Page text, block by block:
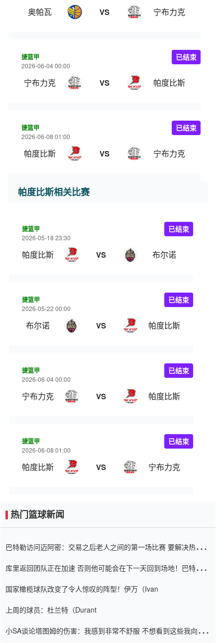
奥帕瓦 VS 宁布力克
捷篮甲
2026-06-04 00:00
宁布力克 VS 帕度比斯
已结束
捷篮甲
2026-06-08 01:00
帕度比斯 VS 宁布力克
已结束
帕度比斯相关比赛
捷篮甲
2026-05-18 23:30
帕度比斯 VS 布尔诺
已结束
捷篮甲
2026-05-22 00:00
布尔诺 VS 帕度比斯
已结束
捷篮甲
2026-06-04 00:00
宁布力克 VS 帕度比斯
已结束
捷篮甲
2026-06-08 01:00
帕度比斯 VS 宁布力克
已结束
热门篮球新闻
巴特勒访问迈阿密：交易之后老人之间的第一场比赛 要解决热情的
库里返回团队正在加速 否则他可能会在下一天回到场地！巴特勒迈
国家橄榄球队改变了令人惊叹的阵型！伊万（Ivan
上周的球员：杜兰特（Durant
小SA谈论塔图姆的伤害：我感到非常不舒服 不想看到这些我向他